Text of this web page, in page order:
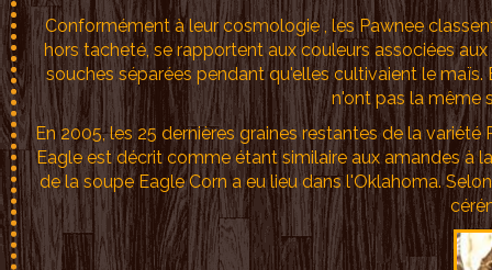
Conformément à leur cosmologie , les Pawnee
hors tacheté, se rapportent aux couleurs associées
souches séparées pendant qu'elles cultivaient le
n'ont pas la même
En 2005, les 25 dernières graines restantes de la
Eagle est décrit comme étant similaire aux amandes à
de la soupe Eagle Corn a eu lieu dans l'Oklahoma.